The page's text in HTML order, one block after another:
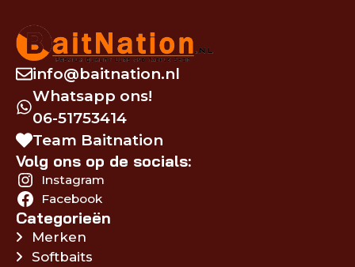
info@baitnation.nl
Whatsapp ons!
06-51753414
Team Baitnation
Volg ons op de socials:
Instagram
Facebook
Categorieën
Merken
Softbaits